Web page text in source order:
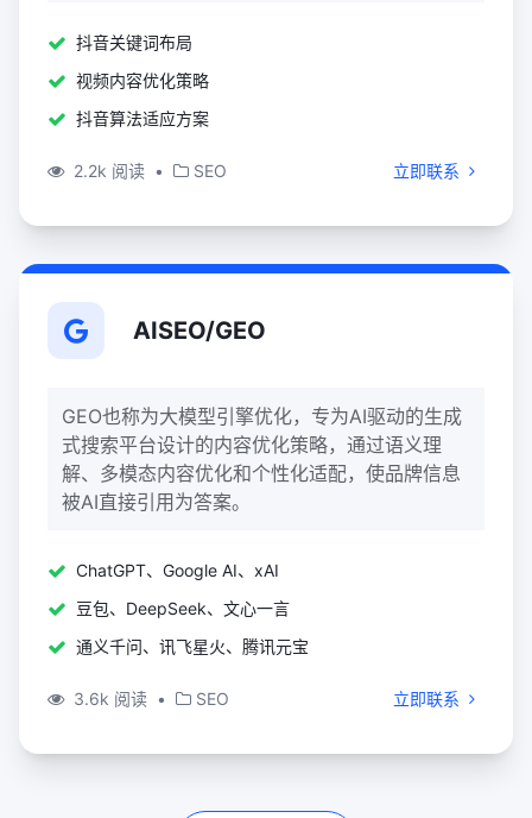
抖音关键词布局
视频内容优化策略
抖音算法适应方案
2.2k 阅读 • SEO 立即联系
AISEO/GEO
GEO也称为大模型引擎优化，专为AI驱动的生成
式搜索平台设计的内容优化策略‌，通过语义理
解、多模态内容优化和个性化适配，使品牌信息
被AI直接引用为答案。
ChatGPT、Google AI、xAI
豆包、DeepSeek、文心一言
通义千问、讯飞星火、腾讯元宝
3.6k 阅读 • SEO 立即联系